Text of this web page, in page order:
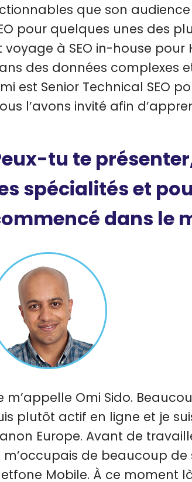
que son
pour quelques unes des
voyage à SEO in-house
des données complexes
est Senior Technical SEO
l’avons invité afin
tu te
spécialités et
dans le
m’appelle Omi Sido.
plutôt actif en ligne et je
Europe. Avant de
m’occupais de beaucoup
Mobile. À ce moment